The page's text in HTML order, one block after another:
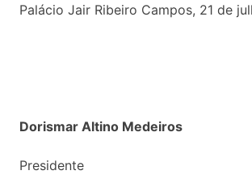
Palácio Jair Ribeiro Campos, 21 de
Dorismar Altino Medeiros
Presidente